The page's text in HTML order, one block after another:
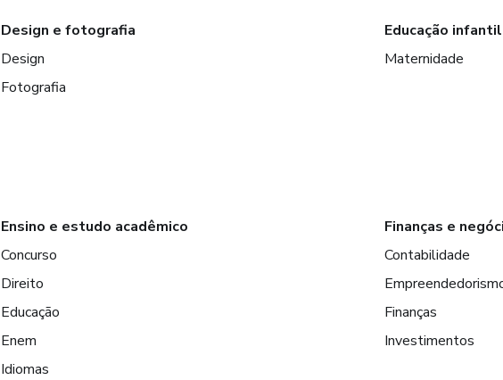
Design e fotografia
Design
Fotografia
Educação
Maternidade
Ensino e estudo acadêmico
Concurso
Direito
Educação
Enem
Idiomas
Finanças e
Contabilidade
Finanças
Investimentos